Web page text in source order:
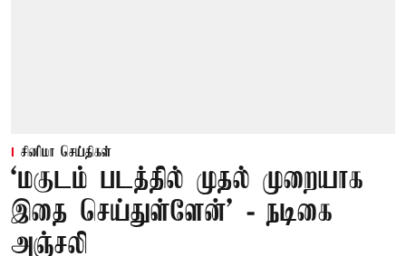
சினிமா செய்திகள்
‘மகுடம் படத்தில் முதல் முறையாக
இதை செய்துள்ளேன்’ - நடிகை
அஞ்சலி